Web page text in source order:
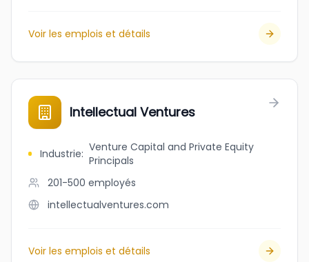
Voir les emplois et détails
Intellectual Ventures
Industrie: Venture Capital and Private Equity
Principals
201-500 employés
intellectualventures.com
Voir les emplois et détails